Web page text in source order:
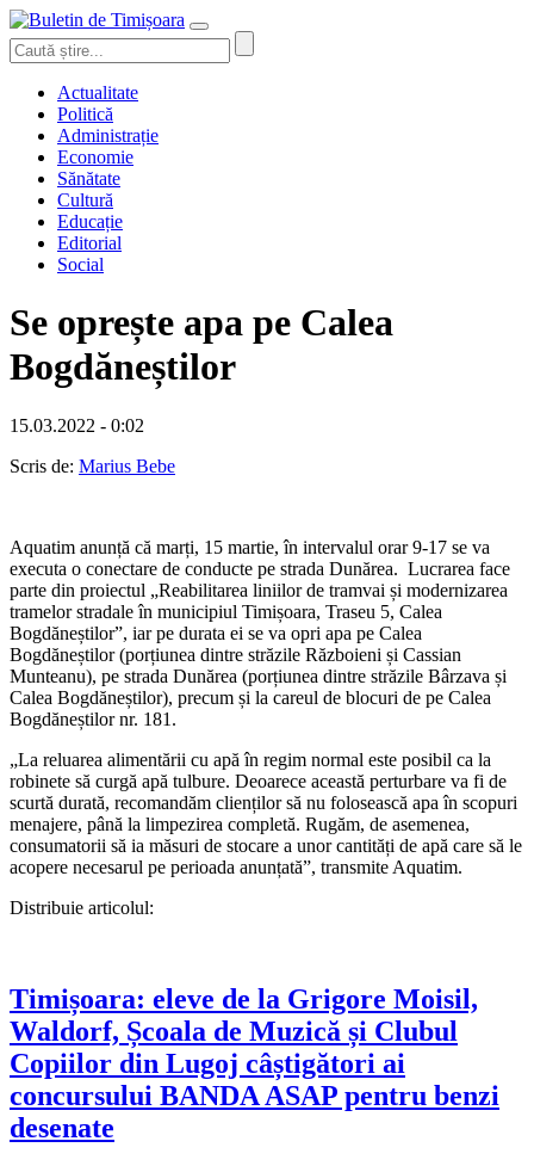
Actualitate
Politică
Administrație
Economie
Sănătate
Cultură
Educație
Editorial
Social
Se oprește apa pe Calea
Bogdăneștilor
15.03.2022 - 0:02
Scris de: Marius Bebe
Aquatim anunță că marți, 15 martie, în intervalul orar 9-17 se va
executa o conectare de conducte pe strada Dunărea. Lucrarea face
parte din proiectul „Reabilitarea liniilor de tramvai și modernizarea
tramelor stradale în municipiul Timișoara, Traseu 5, Calea
Bogdăneștilor”, iar pe durata ei se va opri apa pe Calea
Bogdăneștilor (porțiunea dintre străzile Războieni și Cassian
Munteanu), pe strada Dunărea (porțiunea dintre străzile Bârzava și
Calea Bogdăneștilor), precum și la careul de blocuri de pe Calea
Bogdăneștilor nr. 181.
„La reluarea alimentării cu apă în regim normal este posibil ca la
robinete să curgă apă tulbure. Deoarece această perturbare va fi de
scurtă durată, recomandăm clienților să nu folosească apa în scopuri
menajere, până la limpezirea completă. Rugăm, de asemenea,
consumatorii să ia măsuri de stocare a unor cantități de apă care să le
acopere necesarul pe perioada anunțată”, transmite Aquatim.
Distribuie articolul:
Timișoara: eleve de la Grigore Moisil,
Waldorf, Școala de Muzică și Clubul
Copiilor din Lugoj câștigători ai
concursului BANDA ASAP pentru benzi
desenate